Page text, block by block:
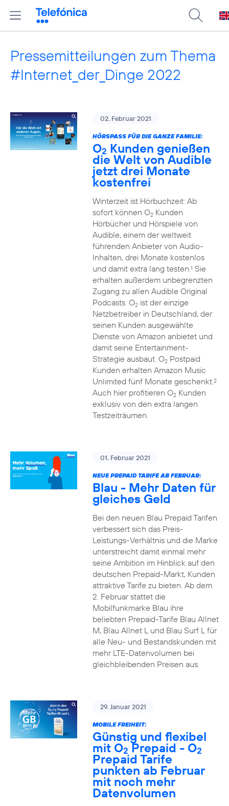
Pressemitteilungen zum Thema
#Internet_der_Dinge 2022
02. Februar 2021
HÖRSPASS FÜR DIE GANZE FAMILIE:
O2 Kunden genießen
die Welt von Audible
jetzt drei Monate
kostenfrei
Winterzeit ist Hörbuchzeit: Ab
sofort können O2Kunden
Hörbücher und Hörspiele von
Audible, einem der weltweit
führenden Anbieter von Audio-
Inhalten, drei Monate kostenlos
und damit extra lang testen.1 Sie
erhalten außerdem unbegrenzten
Zugang zu allen Audible Original
Podcasts. O2ist der einzige
Netzbetreiber in Deutschland, der
seinen Kunden ausgewählte
Dienste von Amazon anbietet und
damit seine Entertainment-
Strategie ausbaut. O2Postpaid
Kunden erhalten Amazon Music
Unlimited fünf Monate geschenkt.2
Auch hier profitieren O2Kunden
exklusiv von den extra langen
Testzeiträumen.
01. Februar 2021
NEUE PREPAID TARIFE AB FEBRUAR:
Blau - Mehr Daten für
gleiches Geld
Bei den neuen Blau Prepaid Tarifen
verbessert sich das Preis-
Leistungs-Verhältnis und die Marke
unterstreicht damit einmal mehr
seine Ambition im Hinblick auf den
deutschen Prepaid-Markt, Kunden
attraktive Tarife zu bieten. Ab dem
2. Februar stattet die
Mobilfunkmarke Blau ihre
beliebten Prepaid-Tarife Blau Allnet
M, Blau Allnet L und Blau Surf L für
alle Neu- und Bestandskunden mit
mehr LTE-Datenvolumen bei
gleichbleibenden Preisen aus.
29. Januar 2021
MOBILE FREIHEIT:
Günstig und flexibel
mit O2 Prepaid - O2
Prepaid Tarife
punkten ab Februar
mit noch mehr
Datenvolumen